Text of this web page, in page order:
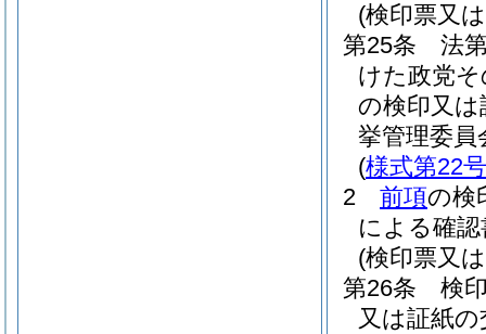
(検印票又
第25条
法
けた政党
の検印又
挙管理委員
(様式第22号
2
前項の検
による確
(検印票又
第26条
検
又は証紙